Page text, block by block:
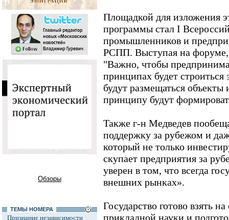
Обзоры
ТЕМЫ НОМЕРА
Признание независимости
Площадкой для изложения
программы стал I
промышленников и
РСПП. Выступая на
"Важно, чтобы
принципах будет строиться
будут размещаться
принципу будут
Также г-н Медведев
поддержку за рубежом и
который не только
скупает предприятия за
уверен в том, что всегда
внешних рынках».
Государство готово взять
прикладной науки и